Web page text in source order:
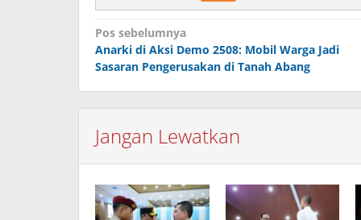
Navigasi
pos
Pos sebelumnya
Anarki di Aksi Demo 2508: Mobil Warga Jadi
Sasaran Pengerusakan di Tanah Abang
Jangan Lewatkan